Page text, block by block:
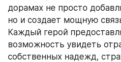
дорамах не просто
но и создает мощную
Каждый герой
возможность увидеть
собственных надежд,